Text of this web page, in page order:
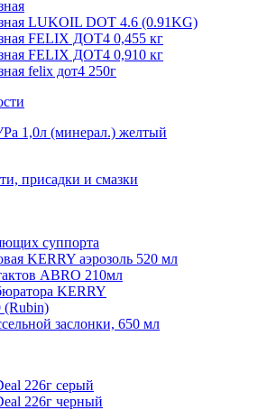
LUKOIL DOT 4.6 (0.91KG)
FELIX ДОТ4 0,455 кг
FELIX ДОТ4 0,910 кг
felix дот4 250г
1,0л (минерал.) желтый
присадки и смазки
суппорта
KERRY аэрозоль 520 мл
ABRO 210мл
KERRY
заслонки, 650 мл
226г серый
226г черный